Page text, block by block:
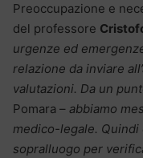
Preoccupazione e
del professore
urgenze ed
relazione da inviare
valutazioni. Da un
Pomara – abbiamo
medico-legale. Quindi
sopralluogo per